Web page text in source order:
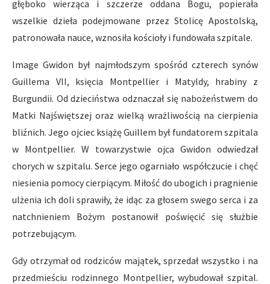
głęboko wierząca i szczerze oddana Bogu, popierała
wszelkie dzieła podejmowane przez Stolicę Apostolską,
patronowała nauce, wznosiła kościoły i fundowała szpitale.
Image Gwidon był najmłodszym spośród czterech synów
Guillema VII, księcia Montpellier i Matyldy, hrabiny z
Burgundii. Od dzieciństwa odznaczał się nabożeństwem do
Matki Najświętszej oraz wielką wrażliwością na cierpienia
bliźnich. Jego ojciec książę Guillem był fundatorem szpitala
w Montpellier. W towarzystwie ojca Gwidon odwiedzał
chorych w szpitalu. Serce jego ogarniało współczucie i chęć
niesienia pomocy cierpiącym. Miłość do ubogich i pragnienie
ulżenia ich doli sprawiły, że idąc za głosem swego serca i za
natchnieniem Bożym postanowił poświęcić się służbie
potrzebującym.
Gdy otrzymał od rodziców majątek, sprzedał wszystko i na
przedmieściu rodzinnego Montpellier, wybudował szpital.